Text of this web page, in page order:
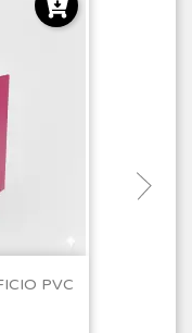
PVC